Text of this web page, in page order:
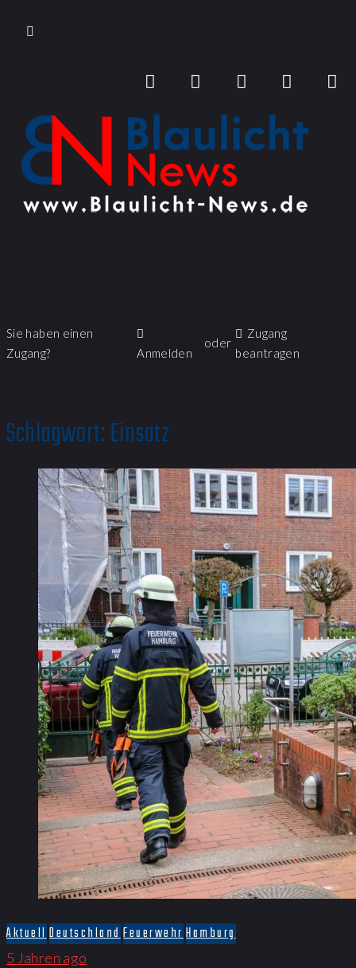
Sie haben einen
Zugang?
Anmelden
oder
Zugang
beantragen
Schlagwort:Einsatz
AktuellDeutschlandFeuerwehrHamburg
5 Jahren ago